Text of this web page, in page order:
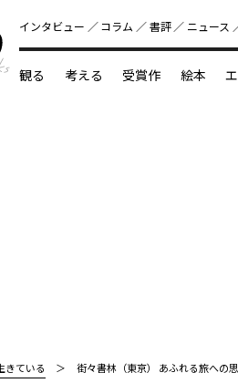
好書好日
インタビュー コラム 書評 ニュース
観る 考える 受賞作 絵本
きている 街々書林（東京） あふれる旅への